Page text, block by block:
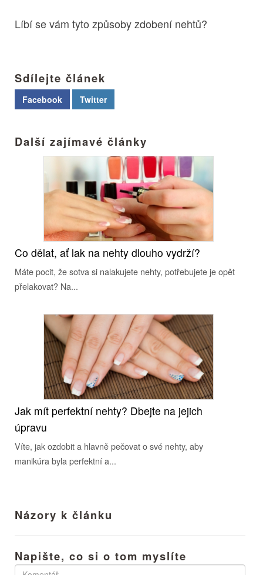
Líbí se vám tyto způsoby zdobení nehtů?
Sdílejte článek
Facebook Twitter
Další zajímavé články
Co dělat, ať lak na nehty dlouho vydrží?
Máte pocit, že sotva si nalakujete nehty, potřebujete je opět
přelakovat? Na...
Jak mít perfektní nehty? Dbejte na jejich
úpravu
Víte, jak ozdobit a hlavně pečovat o své nehty, aby
manikúra byla perfektní a...
Názory k článku
Napište, co si o tom myslíte